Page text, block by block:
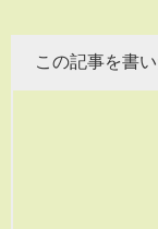
この記事を書い